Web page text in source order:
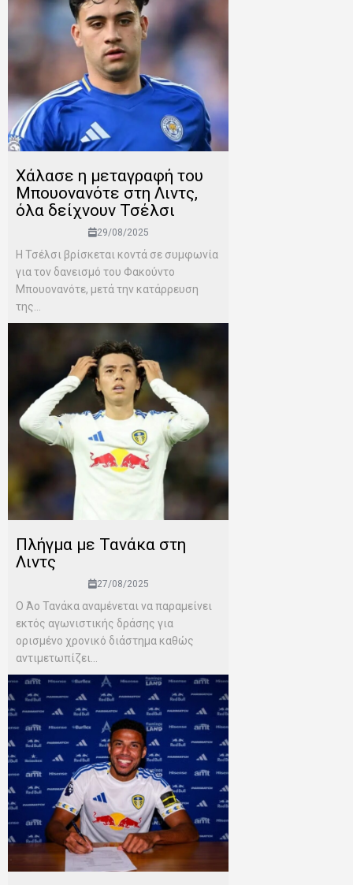
Χάλασε η μεταγραφή του
Μπουονανότε στη Λιντς,
όλα δείχνουν Τσέλσι
29/08/2025
Η Τσέλσι βρίσκεται κοντά σε συμφωνία
για τον δανεισμό του Φακούντο
Μπουονανότε, μετά την κατάρρευση
της...
Πλήγμα με Τανάκα στη
Λιντς
27/08/2025
O Άο Τανάκα αναμένεται να παραμείνει
εκτός αγωνιστικής δράσης για
ορισμένο χρονικό διάστημα καθώς
αντιμετωπίζει...